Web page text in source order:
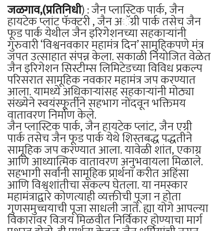
जळगाव,(प्रतिनिधी) : जैन प्लास्टिक पार्क, जैन
हायटेक प्लांट फॅक्टरी , जैन अॅग्री पार्क तसेच जैन
फूड पार्क येथील जैन इरिगेशनच्या सहकाऱ्यांनी
गुरुवारी ‘विश्वनवकार महामंत्र दिन’ सामुहिकपणे मंत्र
जपत उत्साहात संपन्न केला. सकाळी नियोजित वेळेत
जैन इरिगेशन सिस्टीम्स लिमिटेडच्या विविध प्रकल्प
परिसरात सामूहिक नवकार महामंत्र जप करण्यात
आला. यामध्ये अधिकाऱ्यांसह सहकाऱ्यांनी मोठ्या
संख्येने स्वयंस्फूर्तीने सहभाग नोंदवून भक्तिमय
वातावरण निर्माण केले.
जैन प्लास्टिक पार्क, जैन हायटेक प्लांट, जैन एग्री
पार्क तसेच जैन फूड पार्क येथे शिस्तबद्ध पद्धतीने
सामूहिक जप करण्यात आला. यावेळी शांत, एकाग्र
आणि आध्यात्मिक वातावरण अनुभवायला मिळाले.
सहभागी सर्वांनी सामूहिक प्रार्थना करीत अहिंसा
आणि विश्वशांतीचा संकल्प घेतला. या नमस्कार
महामंत्राद्वारे कोणत्याही व्यक्तीची पूजा न होता
गुणसमुच्चयाची पूजा साधली जाते. ह्या योगे आपल्या
विकारांवर विजय मिळवीत निर्विकार होण्याचा मार्ग